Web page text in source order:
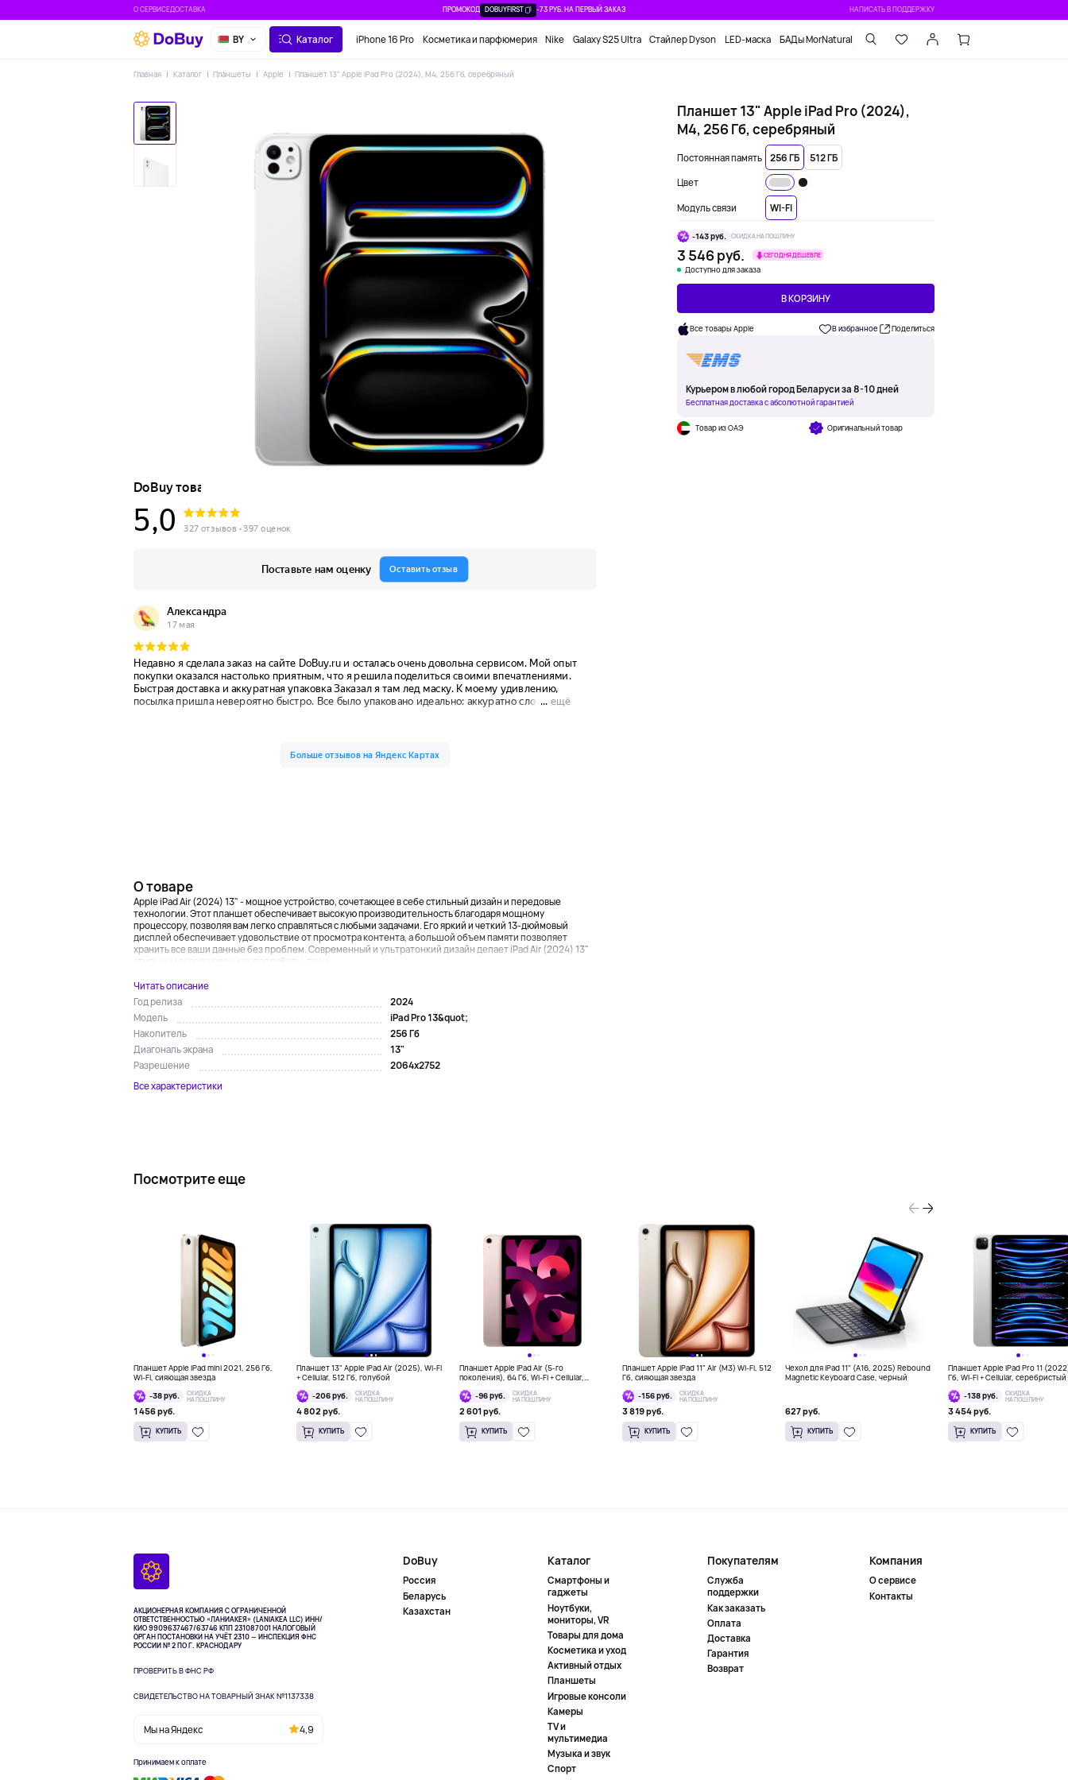
О СЕРВИСЕДОСТАВКА ПРОМОКОД DOBUYFIRST -73 РУБ. НА ПЕРВЫЙ ЗАКАЗ НАПИСАТЬ В ПОДДЕРЖКУ
BY Каталог iPhone 16 Pro Косметика и парфюмерия Nike Galaxy S25 Ultra Стайлер Dyson LED-маска БАДы MorNatural
Главная Каталог Планшеты Apple Планшет 13" Apple iPad Pro (2024), M4, 256 Гб, серебряный
Планшет 13" Apple iPad Pro (2024),
M4, 256 Гб, серебряный
Постоянная память 256 ГБ 512 ГБ
Цвет
Модуль связи WI-FI
-143 руб. СКИДКА НА ПОШЛИНУ
3 546 руб. СЕГОДНЯ ДЕШЕВЛЕ
Доступно для заказа
В КОРЗИНУ
Все товары Apple В избранное Поделиться
Курьером в любой город Беларуси за 8-10 дней
Бесплатная доставка с абсолютной гарантией
Товар из ОАЭ Оригинальный товар
О товаре
Apple iPad Air (2024) 13" - мощное устройство, сочетающее в себе стильный дизайн и передовые
технологии. Этот планшет обеспечивает высокую производительность благодаря мощному
процессору, позволяя вам легко справляться с любыми задачами. Его яркий и четкий 13-дюймовый
дисплей обеспечивает удовольствие от просмотра контента, а большой объем памяти позволяет
хранить все ваши данные без проблем. Современный и ультратонкий дизайн делает iPad Air (2024) 13"
стильным аксессуаром как для работы, так и ...
Читать описание
Год релиза
2024
Модель
iPad Pro 13&quot;
Накопитель
256 Гб
Диагональ экрана
13"
Разрешение
2064x2752
Все характеристики
Посмотрите еще
Планшет Apple iPad mini 2021, 256 Гб,
Wi-Fi, сияющая звезда
-38 руб.
СКИДКА
НА ПОШЛИНУ
1 456 руб.
КУПИТЬ
Планшет 13" Apple iPad Air (2025), Wi-Fi
+ Cellular, 512 Гб, голубой
-206 руб.
СКИДКА
НА ПОШЛИНУ
4 802 руб.
КУПИТЬ
Планшет Apple iPad Air (5-го
поколения), 64 Гб, Wi-Fi + Cellular,
-96 руб.
СКИДКА
НА ПОШЛИНУ
2 601 руб.
КУПИТЬ
Планшет Apple iPad 11" Air (M3) Wi-Fi, 512
Гб, сияющая звезда
-156 руб.
СКИДКА
НА ПОШЛИНУ
3 819 руб.
КУПИТЬ
Чехол для iPad 11" (A16, 2025) Rebound
Magnetic Keyboard Case, черный
627 руб.
КУПИТЬ
Планшет Apple iPad Pro 11
Гб, Wi-Fi + Cellular, серебристый
-138 руб.
СКИДКА
НА ПОШЛИНУ
3 454 руб.
КУПИТЬ
АКЦИОНЕРНАЯ КОМПАНИЯ С ОГРАНИЧЕННОЙ
ОТВЕТСТВЕННОСТЬЮ «ЛАНИАКЕЯ» (LANIAKEA LLC) ИНН/
КИО 9909637467/63746 КПП 231087001НАЛОГОВЫЙ
ОРГАН ПОСТАНОВКИ НА УЧЁТ 2310 — ИНСПЕКЦИЯ ФНС
РОССИИ № 2 ПО Г. КРАСНОДАРУ
ПРОВЕРИТЬ В ФНС РФ
СВИДЕТЕЛЬСТВО НА ТОВАРНЫЙ ЗНАК №1137338
Мы на Яндекс 4,9
Принимаем к оплате
DoBuy
Россия
Беларусь
Казахстан
Каталог
Смартфоны и
гаджеты
Ноутбуки,
мониторы, VR
Товары для дома
Косметика и уход
Активный отдых
Планшеты
Игровые консоли
Камеры
TV и
мультимедиа
Музыка и звук
Спорт
Покупателям
Служба
поддержки
Как заказать
Оплата
Доставка
Гарантия
Возврат
Компания
О сервисе
Контакты